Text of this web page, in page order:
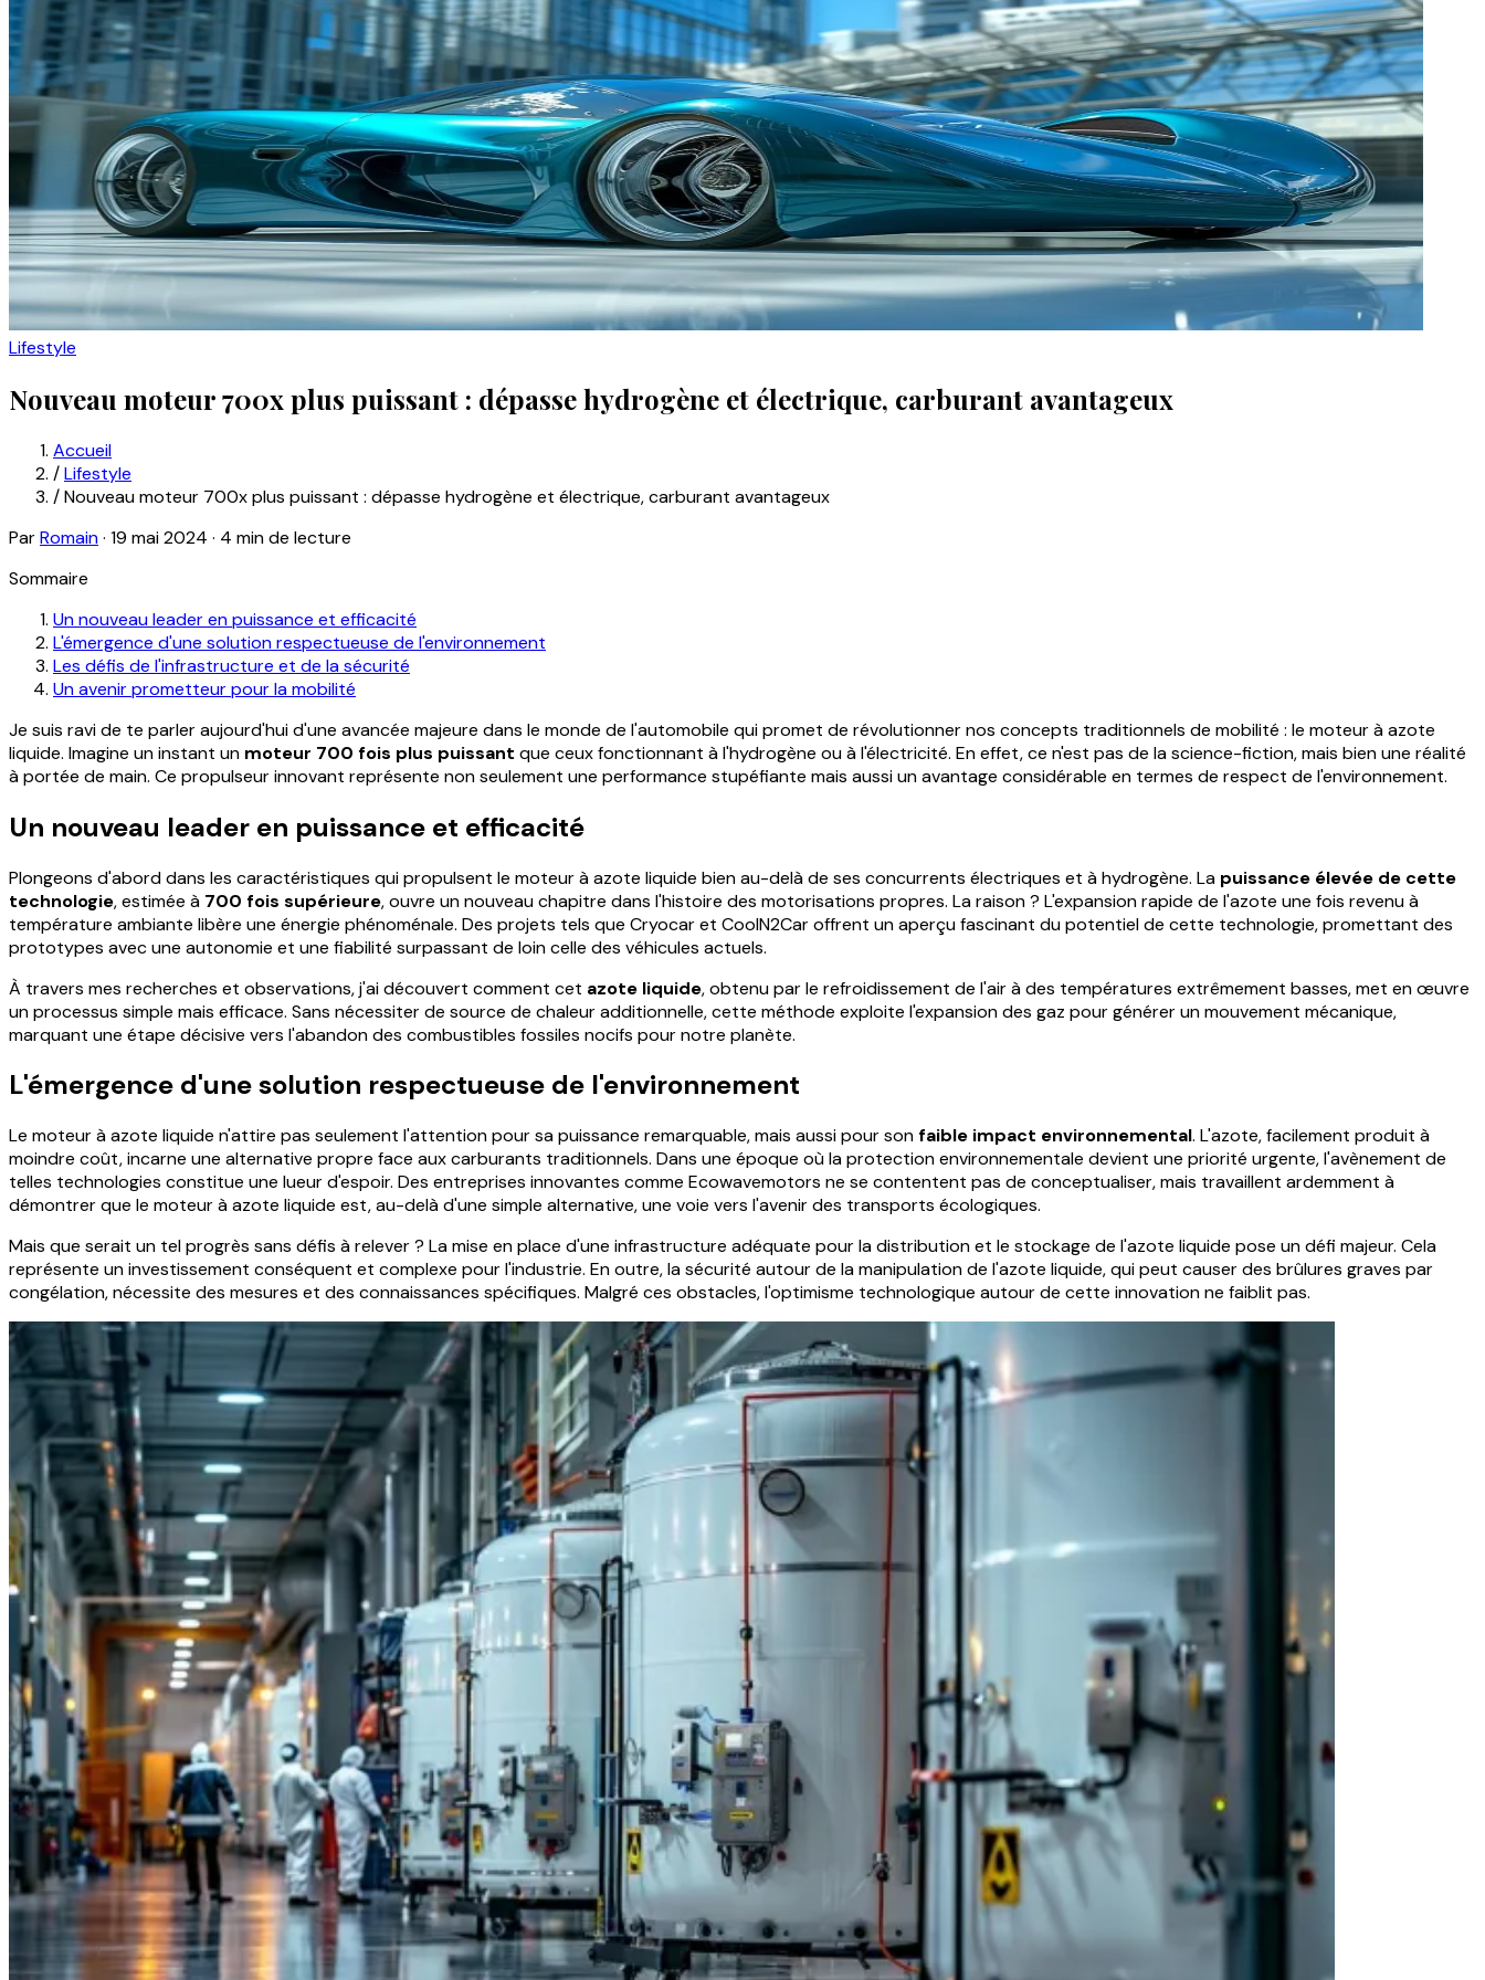
Lifestyle
Nouveau moteur 700x plus puissant : dépasse hydrogène et électrique, carburant avantageux
Accueil
/Lifestyle
/Nouveau moteur 700x plus puissant : dépasse hydrogène et électrique, carburant avantageux
ParRomain· 19 mai 2024 · 4 min de lecture
Sommaire
Un nouveau leader en puissance et efficacité
L'émergence d'une solution respectueuse de l'environnement
Les défis de l'infrastructure et de la sécurité
Un avenir prometteur pour la mobilité
Je suis ravi de te parler aujourd'hui d'une avancée majeure dans le monde de l'automobile qui promet de révolutionner nos concepts traditionnels de mobilité : le moteur à azote
liquide. Imagine un instant un moteur 700 fois plus puissant que ceux fonctionnant à l'hydrogène ou à l'électricité. En effet, ce n'est pas de la science-fiction, mais bien une réalité
à portée de main. Ce propulseur innovant représente non seulement une performance stupéfiante mais aussi un avantage considérable en termes de respect de l'environnement.
Un nouveau leader en puissance et efficacité
Plongeons d'abord dans les caractéristiques qui propulsent le moteur à azote liquide bien au-delà de ses concurrents électriques et à hydrogène. La puissance élevée de cette
technologie, estimée à 700 fois supérieure, ouvre un nouveau chapitre dans l'histoire des motorisations propres. La raison ? L'expansion rapide de l'azote une fois revenu à
température ambiante libère une énergie phénoménale. Des projets tels que Cryocar et CoolN2Car offrent un aperçu fascinant du potentiel de cette technologie, promettant des
prototypes avec une autonomie et une fiabilité surpassant de loin celle des véhicules actuels.
À travers mes recherches et observations, j'ai découvert comment cet azote liquide, obtenu par le refroidissement de l'air à des températures extrêmement basses, met en œuvre
un processus simple mais efficace. Sans nécessiter de source de chaleur additionnelle, cette méthode exploite l'expansion des gaz pour générer un mouvement mécanique,
marquant une étape décisive vers l'abandon des combustibles fossiles nocifs pour notre planète.
L'émergence d'une solution respectueuse de l'environnement
Le moteur à azote liquide n'attire pas seulement l'attention pour sa puissance remarquable, mais aussi pour sonfaible impact environnemental. L'azote, facilement produit à
moindre coût, incarne une alternative propre face aux carburants traditionnels. Dans une époque où la protection environnementale devient une priorité urgente, l'avènement de
telles technologies constitue une lueur d'espoir. Des entreprises innovantes comme Ecowavemotors ne se contentent pas de conceptualiser, mais travaillent ardemment à
démontrer que le moteur à azote liquide est, au-delà d'une simple alternative, une voie vers l'avenir des transports écologiques.
Mais que serait un tel progrès sans défis à relever ? La mise en place d'une infrastructure adéquate pour la distribution et le stockage de l'azote liquide pose un défi majeur. Cela
représente un investissement conséquent et complexe pour l'industrie. En outre, la sécurité autour de la manipulation de l'azote liquide, qui peut causer des brûlures graves par
congélation, nécessite des mesures et des connaissances spécifiques. Malgré ces obstacles, l'optimisme technologique autour de cette innovation ne faiblit pas.